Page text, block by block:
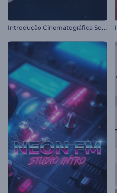
I
ntrodução Cinematográfica Sombria